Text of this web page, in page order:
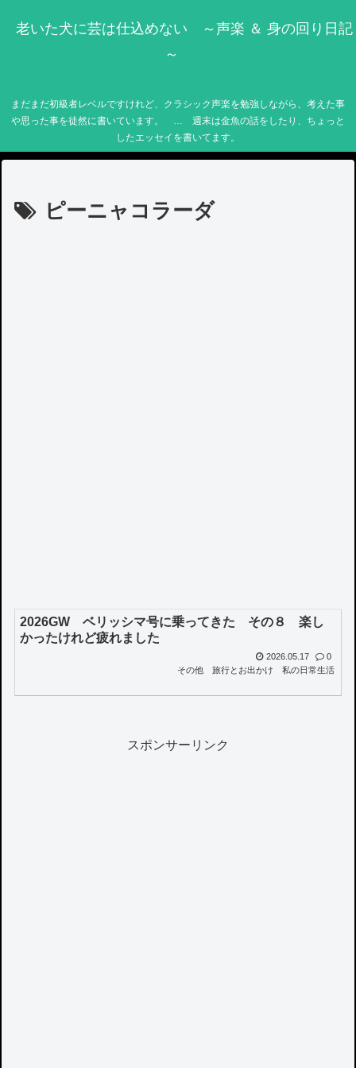
老いた犬に芸は仕込めない ～声楽 ＆ 身の回り日記
～
まだまだ初級者レベルですけれど、クラシック声楽を勉強しながら、考えた事
や思った事を徒然に書いています。 … 週末は金魚の話をしたり、ちょっと
したエッセイを書いてます。
ピーニャコラーダ
2026GW ベリッシマ号に乗ってきた その８ 楽し
かったけれど疲れました
2026.05.17
0
その他
旅行とお出かけ 私の日常生活
スポンサーリンク